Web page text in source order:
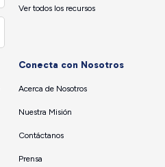
Ver todos los recursos
Conecta con Nosotros
Acerca de Nosotros
Nuestra Misión
Contáctanos
Prensa